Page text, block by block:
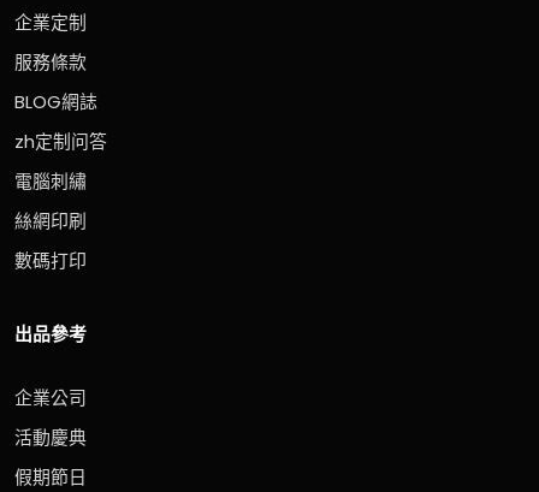
企業定制
服務條款
BLOG網誌
zh定制问答
電腦刺繡
絲網印刷
數碼打印
出品參考
企業公司
活動慶典
假期節日